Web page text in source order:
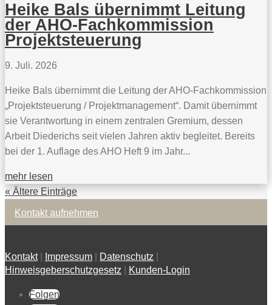
Heike Bals übernimmt Leitung
der AHO-Fachkommission
Projektsteuerung
9. Juli. 2026
Heike Bals übernimmt die Leitung der AHO-Fachkommission
„Projektsteuerung / Projektmanagement“. Damit übernimmt
sie Verantwortung in einem zentralen Gremium, dessen
Arbeit Diederichs seit vielen Jahren aktiv begleitet. Bereits
bei der 1. Auflage des AHO Heft 9 im Jahr...
mehr lesen
« Ältere Einträge
Kontakt aufnehmen
Kontakt| Impressum Datenschutz
Hinweisgeberschutzgesetz
Kunden-Login
Folgen